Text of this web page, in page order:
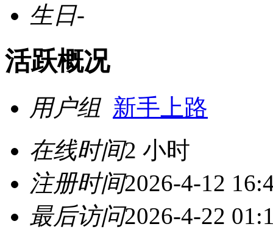
生日-
活跃概况
用户组 新手上路
在线时间2 小时
注册时间2026-4-12
最后访问2026-4-22